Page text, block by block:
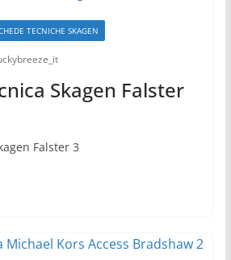
TECNICHE SKAGEN
Skagen Falster
Falster 3